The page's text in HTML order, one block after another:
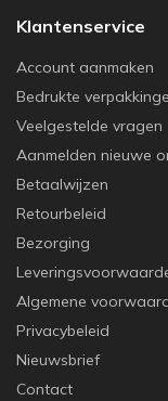
Klantenservice
Account aanmaken
Bedrukte
Veelgestelde vragen
Aanmelden nieuwe
Betaalwijzen
Retourbeleid
Bezorging
Algemene
Privacybeleid
Nieuwsbrief
Contact